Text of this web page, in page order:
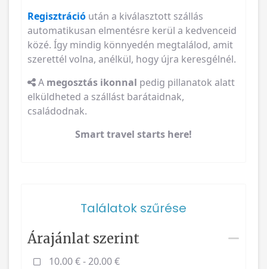
Regisztráció után a kiválasztott szállás
automatikusan elmentésre kerül a kedvenceid
közé. Így mindig könnyedén megtalálod, amit
szerettél volna, anélkül, hogy újra keresgélnél.
A megosztás ikonnal pedig pillanatok alatt
elküldheted a szállást barátaidnak,
családodnak.
Smart travel starts here!
Találatok szűrése
Árajánlat szerint
10.00 € - 20.00 €